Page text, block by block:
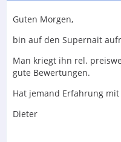
Guten Morgen,
bin auf den Supernait
Man kriegt ihn rel.
gute Bewertungen.
Hat jemand Erfahrung mit
Dieter